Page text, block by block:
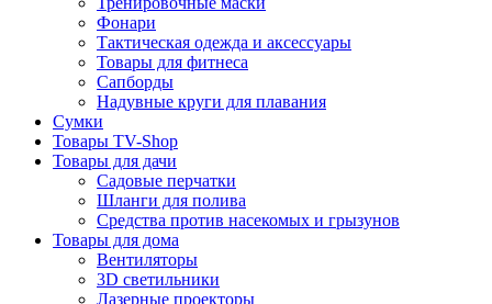
Фонари
Тактическая одежда и аксессуары
Товары для фитнеса
Сапборды
Надувные круги для плавания
Сумки
Товары TV-Shop
Товары для дачи
Садовые перчатки
Шланги для полива
Средства против насекомых и грызунов
Товары для дома
Вентиляторы
3D светильники
Лазерные проекторы